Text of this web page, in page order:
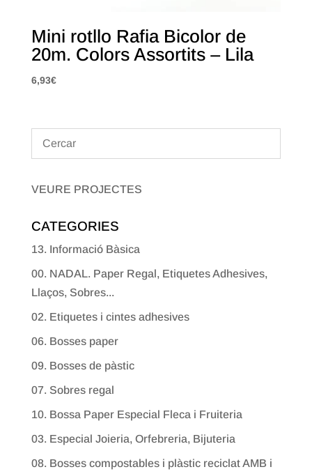
Mini rotllo Rafia Bicolor de
20m. Colors Assortits – Lila
6,93€
VEURE PROJECTES
CATEGORIES
13. Informació Bàsica
00. NADAL. Paper Regal, Etiquetes Adhesives,
Llaços, Sobres...
02. Etiquetes i cintes adhesives
06. Bosses paper
09. Bosses de pàstic
07. Sobres regal
10. Bossa Paper Especial Fleca i Fruiteria
03. Especial Joieria, Orfebreria, Bijuteria
08. Bosses compostables i plàstic reciclat AMB i